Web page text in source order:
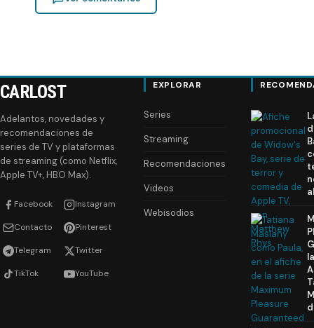
CARLOST
Adelantos, novedades y
recomendaciones de
series de TV y plataformas
de streaming (como Netflix,
Apple TV+, HBO Max).
Facebook Instagram
Contacto Pinterest
Telegram Twitter
TikTok YouTube
EXPLORAR
Series
Streaming
Recomendaciones
Videos
Webisodios